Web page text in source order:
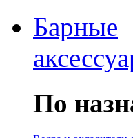
Барные
По